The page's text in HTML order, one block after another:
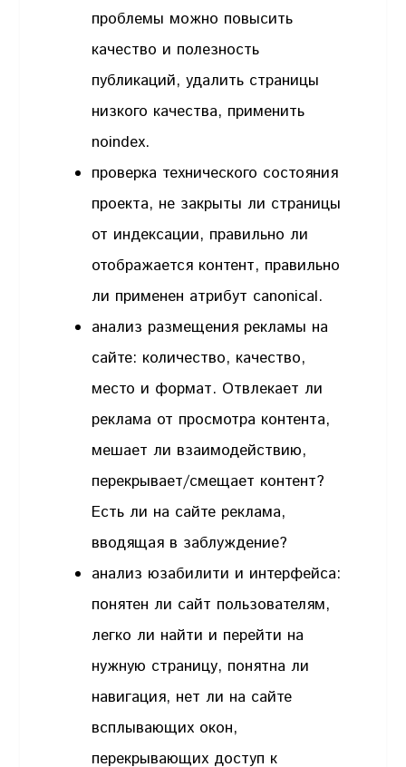
проблемы можно повысить
качество и полезность
публикаций, удалить страницы
низкого качества, применить
noindex.
проверка технического состояния
проекта, не закрыты ли страницы
от индексации, правильно ли
отображается контент, правильно
ли применен атрибут canonical.
анализ размещения рекламы на
сайте: количество, качество,
место и формат. Отвлекает ли
реклама от просмотра контента,
мешает ли взаимодействию,
перекрывает/смещает контент?
Есть ли на сайте реклама,
вводящая в заблуждение?
анализ юзабилити и интерфейса:
понятен ли сайт пользователям,
легко ли найти и перейти на
нужную страницу, понятна ли
навигация, нет ли на сайте
всплывающих окон,
перекрывающих доступ к